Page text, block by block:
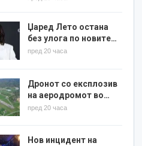
Џаред Лето остана
без улога по новите…
пред 20 часа
Дронот со експлозив
на аеродромот во…
пред 20 часа
Нов инцидент на